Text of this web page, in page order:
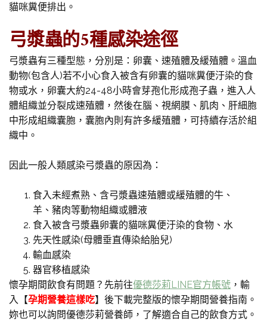
貓咪糞便排出。
弓漿蟲的5種感染途徑
弓漿蟲有三種型態，分別是：卵囊、速殖體及緩殖體。溫血
動物(包含人)若不小心食入被含有卵囊的貓咪糞便汙染的食
物或水，卵囊大約24-48小時會芽孢化形成孢子蟲，進入人
體組織並分裂成速殖體，然後在腦、視網膜、肌肉、肝細胞
中形成組織囊胞，囊胞內則有許多緩殖體，可持續存活於組
織中。
因此一般人類感染弓漿蟲的原因為：
食入未經煮熟、含弓漿蟲速殖體或緩殖體的牛、
羊、豬肉等動物組織或體液
食入被含弓漿蟲卵囊的貓咪糞便汙染的食物、水
先天性感染(母體垂直傳染給胎兒)
輸血感染
器官移植感染
懷孕期間飲食有問題？先前往優德莎莉LINE官方帳號 ，輸
入【孕期營養這樣吃】後下載完整版的懷孕期間營養指南。
妳也可以詢問優德莎莉營養師，了解適合自己的飲食方式。